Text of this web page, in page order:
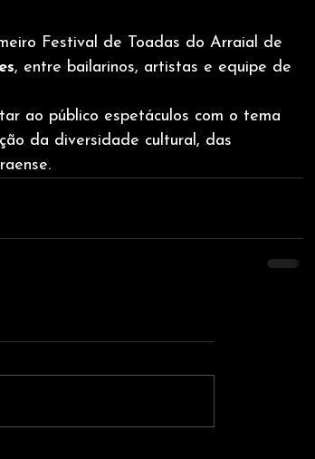
Festival de Toadas do Arraial de
, entre bailarinos, artistas e equipe de
ao público espetáculos com o tema
da diversidade cultural, das